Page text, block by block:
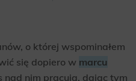
o której wspominałem
się dopiero w marcu
nad nim pracują, dając tym